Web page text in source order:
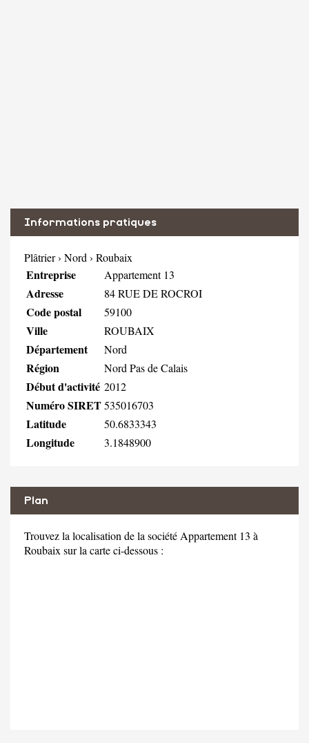
Informations pratiques
Plâtrier› Nord › Roubaix
Entreprise Appartement 13
Adresse 84 RUE DE ROCROI
Code postal 59100
Ville ROUBAIX
Département Nord
Région Nord Pas de Calais
Début d'activité 2012
Numéro SIRET535016703
Latitude 50.6833343
Longitude 3.1848900
Plan
Trouvez la localisation de la société Appartement 13 à
Roubaix sur la carte ci-dessous :